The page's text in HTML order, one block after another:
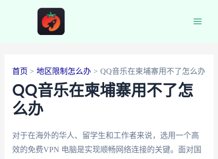
首页 地区限制怎么办 QQ音乐在柬埔寨用不了怎么办
QQ音乐在柬埔寨用不了怎
么办
对于在海外的华人、留学生和工作者来说，选用一个高
效的免费VPN 电脑是实现顺畅网络连接的关键。面对国